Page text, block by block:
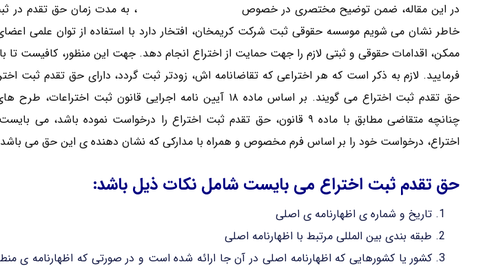
در این مقاله، ضمن توضیح مختصری در خصوص
، به مدت زمان حق تقدم در
خاطر نشان می شویم موسسه حقوقی ثبت شرکت کریمخان، افتخار دارد با استفاده از توان علمی
ممکن، اقدامات حقوقی و ثبتی لازم را جهت حمایت از اختراع انجام دهد. جهت این منظور، کافیست
فرمایید. لازم به ذکر است که هر اختراعی که تقاضانامه اش، زودتر ثبت گردد، دارای حق تقدم ثبت
حق تقدم ثبت اختراع می گویند. بر اساس ماده ۱۸ آیین نامه اجرایی قانون ثبت
چنانچه متقاضی مطابق با ماده ۹ قانون، حق تقدم ثبت اختراع را درخواست نموده
اختراع، درخواست خود را بر اساس فرم مخصوص و همراه با مدارکی که نشان دهنده ی این حق می باشد
حق تقدم ثبت اختراع می بایست شامل نکات ذیل باشد:
تاریخ و شماره ی اظهارنامه ی اصلی
طبقه بندی بین المللی مرتبط با اظهارنامه اصلی
کشور یا کشورهایی که اظهارنامه اصلی در آن جا ارائه شده است و در صورتی که اظهارنامه ی